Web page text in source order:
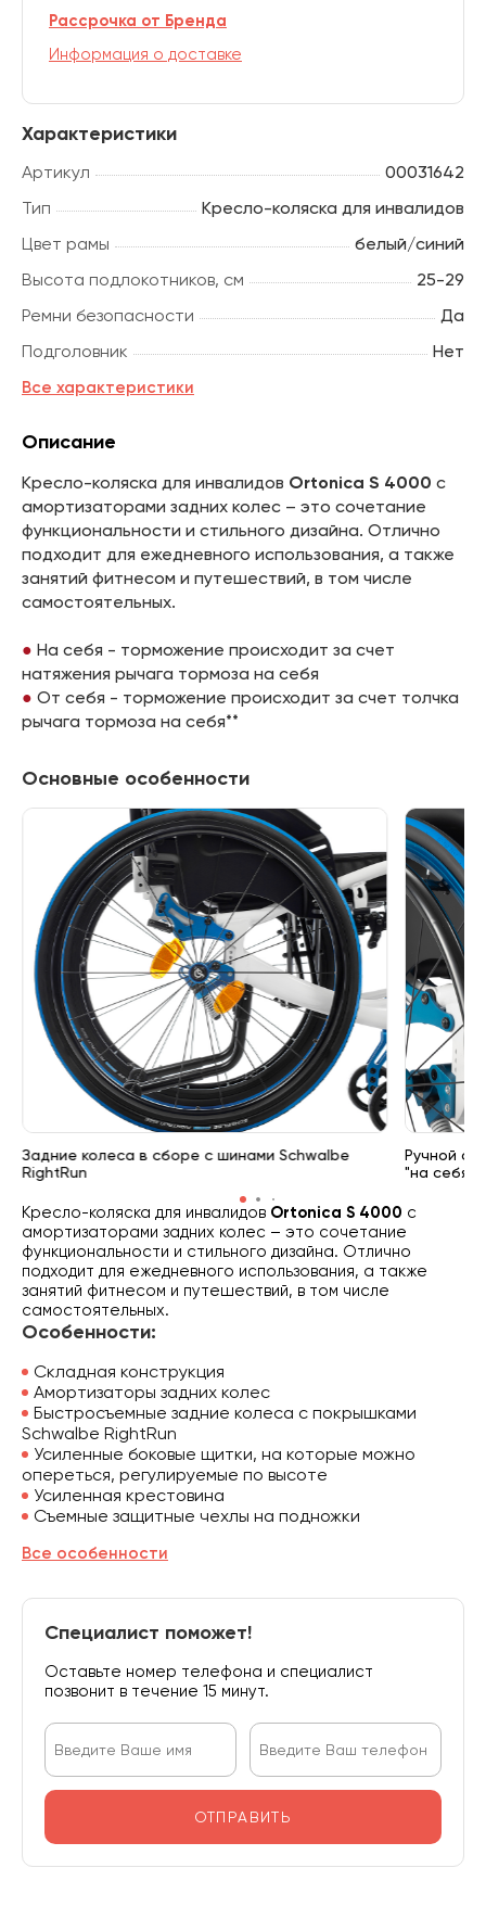
Характеристики
Артикул
00031642
Тип
Кресло-коляска для инвалидов
Цвет рамы
белый/синий
Высота подлокотников, см
25-29
Ремни безопасности
Да
Подголовник
Нет
Все характеристики
Рассрочка от Бренда
Информация о доставке
Описание
Кресло-коляска для инвалидов Ortonica S 4000 с
амортизаторами задних колес – это сочетание
функциональности и стильного дизайна. Отлично
подходит для ежедневного использования, а также
занятий фитнесом и путешествий, в том числе
самостоятельных.
На себя - торможение происходит за счет
натяжения рычага тормоза на себя
От себя - торможение происходит за счет толчка
рычага тормоза на себя**
Основные особенности
Задние колеса в сборе с шинами Schwalbe
RightRun
Ручной
"на себя"
Кресло-коляска для инвалидов Ortonica S 4000 с
амортизаторами задних колес – это сочетание
функциональности и стильного дизайна. Отлично
подходит для ежедневного использования, а также
занятий фитнесом и путешествий, в том числе
самостоятельных.
Особенности:
Складная конструкция
Амортизаторы задних колес
Быстросъемные задние колеса с покрышками
Schwalbe RightRun
Усиленные боковые щитки, на которые можно
опереться, регулируемые по высоте
Усиленная крестовина
Съемные защитные чехлы на подножки
Все особенности
Специалист поможет!
Оставьте номер телефона и специалист
позвонит в течение 15 минут.
ОТПРАВИТЬ